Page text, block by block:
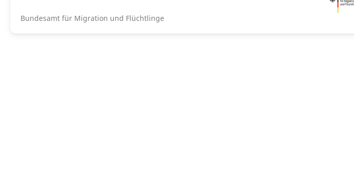
Bundesamt für Migration und Flüchtlinge